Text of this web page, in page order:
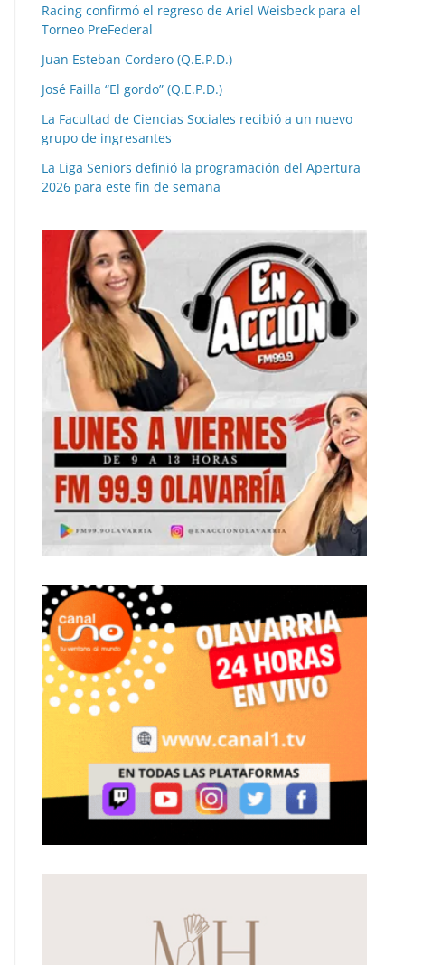
Racing confirmó el regreso de Ariel Weisbeck para el
Torneo PreFederal
Juan Esteban Cordero (Q.E.P.D.)
José Failla “El gordo” (Q.E.P.D.)
La Facultad de Ciencias Sociales recibió a un nuevo
grupo de ingresantes
La Liga Seniors definió la programación del Apertura
2026 para este fin de semana